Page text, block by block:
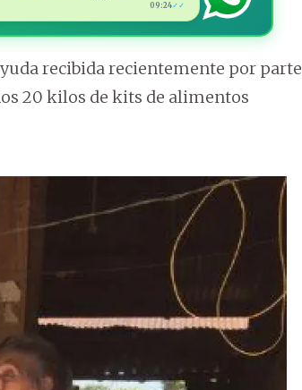
09:24✓✓
recibida recientemente por parte
20 kilos de kits de alimentos